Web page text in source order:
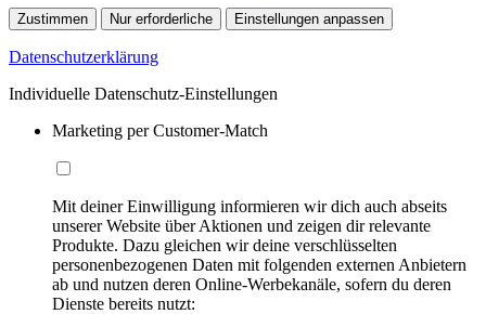
Zustimmen Nur erforderliche Einstellungen anpassen
Datenschutzerklärung
Individuelle Datenschutz-Einstellungen
Marketing per Customer-Match
Mit deiner Einwilligung informieren wir dich auch abseits
unserer Website über Aktionen und zeigen dir relevante
Produkte. Dazu gleichen wir deine verschlüsselten
personenbezogenen Daten mit folgenden externen Anbietern
ab und nutzen deren Online-Werbekanäle, sofern du deren
Dienste bereits nutzt: